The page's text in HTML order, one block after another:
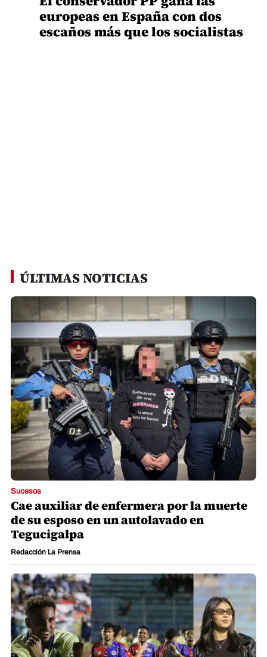
europeas en España con dos
escaños más que los socialistas
ÚLTIMAS NOTICIAS
Sucesos
Cae auxiliar de enfermera por la muerte
de su esposo en un autolavado en
Tegucigalpa
Redacción La Prensa